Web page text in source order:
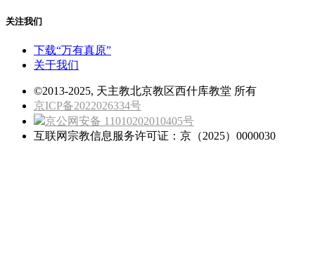
关注我们
下载“万有真原”
关于我们
©2013-2025, 天主教北京教区西什库教堂 所有
京ICP备2022026334号
京公网安备 11010202010405号
互联网宗教信息服务许可证：京（2025）0000030